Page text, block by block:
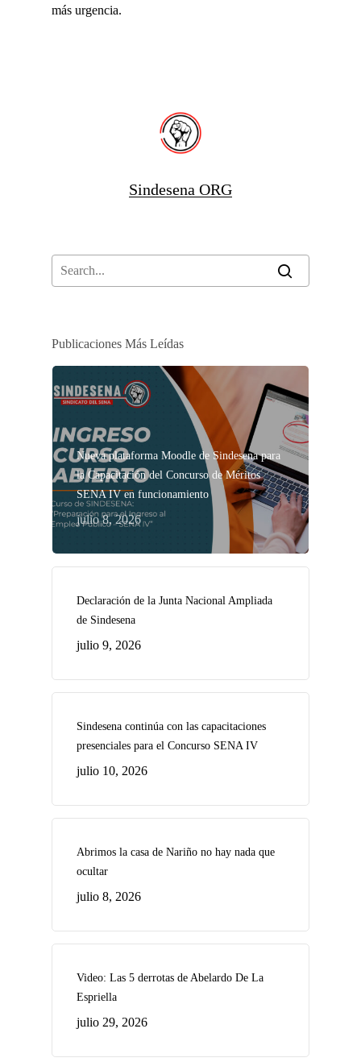
más urgencia.
Sindesena ORG
Publicaciones Más Leídas
Nueva plataforma Moodle de Sindesena para
la Capacitación del Concurso de Méritos
SENA IV en funcionamiento
julio 8, 2026
Declaración de la Junta Nacional Ampliada
de Sindesena
julio 9, 2026
Sindesena continúa con las capacitaciones
presenciales para el Concurso SENA IV
julio 10, 2026
Abrimos la casa de Nariño no hay nada que
ocultar
julio 8, 2026
Video: Las 5 derrotas de Abelardo De La
Espriella
julio 29, 2026